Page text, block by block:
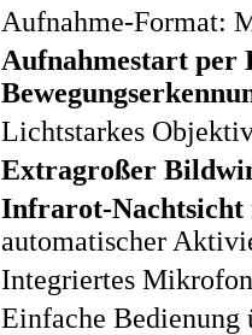
Aufnahme-Format:
Aufnahmestart per
Lichtstarkes
Extragroßer
Infrarot-Nachtsicht
automatischer
Integriertes
Einfache Bedienung